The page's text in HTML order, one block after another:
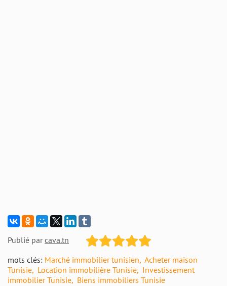
Publié parcava.tn
mots clés: Marché immobilier tunisien Acheter maison
Tunisie Location immobilière Tunisie Investissement
immobilier Tunisie Biens immobiliers Tunisie